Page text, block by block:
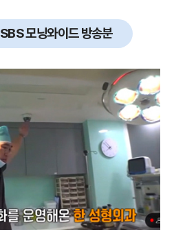
SBS 모닝와이드 방송분